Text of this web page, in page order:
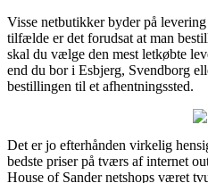
Visse netbutikker byder på
tilfælde er det forudsat at man
skal du vælge den mest letkøbte
end du bor i Esbjerg, Svendborg
bestillingen til et afhentningssted.
Det er jo efterhånden virkelig
bedste priser på tværs af internet
House of Sander netshops været